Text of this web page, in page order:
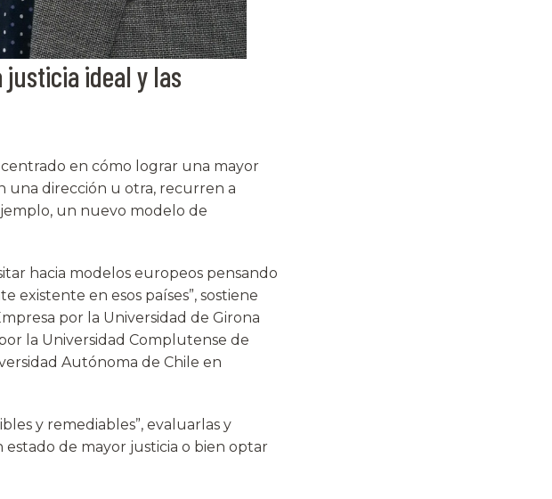
ideal y las
en cómo lograr una mayor
una dirección u otra, recurren a
un nuevo modelo de
hacia modelos europeos pensando
existente en esos países”, sostiene
por la Universidad de Girona
la Universidad Complutense de
Autónoma de Chile en
y remediables”, evaluarlas y
de mayor justicia o bien optar